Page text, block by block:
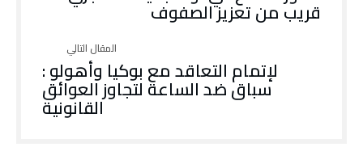
قريب من تعزيز الصفوف
لإتمام التعاقد مع بوكيا وأهولو :
سباق ضد الساعة لتجاوز العوائق
القانونية